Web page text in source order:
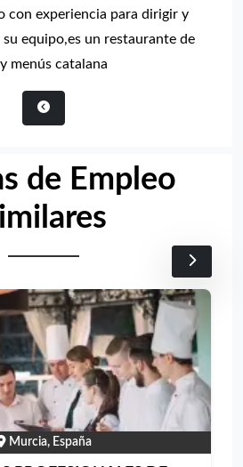
con experiencia para dirigir y
equipo,es un restaurante de
menús catalana
de Empleo
Murcia, España